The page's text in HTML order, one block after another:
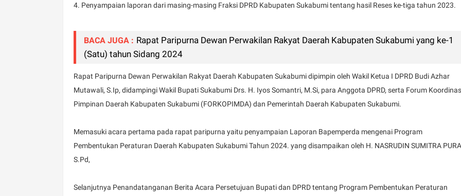
4. Penyampaian laporan dari masing-masing Fraksi DPRD Kabupaten Sukabumi tentang hasil Reses ke-tiga tahun 2023.
BACA JUGA : Rapat Paripurna Dewan Perwakilan Rakyat Daerah Kabupaten Sukabumi yang ke-1
(Satu) tahun Sidang 2024
Rapat Paripurna Dewan Perwakilan Rakyat Daerah Kabupaten Sukabumi dipimpin oleh Wakil Ketua I DPRD Budi Azhar
Mutawali, S.Ip, didampingi Wakil Bupati Sukabumi Drs. H. Iyos Somantri, M.Si, para Anggota DPRD, serta Forum
Pimpinan Daerah Kabupaten Sukabumi (FORKOPIMDA) dan Pemerintah Daerah Kabupaten Sukabumi.
Memasuki acara pertama pada rapat paripurna yaitu penyampaian Laporan Bapemperda mengenai Program
Pembentukan Peraturan Daerah Kabupaten Sukabumi Tahun 2024. yang disampaikan oleh H. NASRUDIN SUMITRA
S.Pd,
Selanjutnya Penandatanganan Berita Acara Persetujuan Bupati dan DPRD tentang Program Pembentukan Peraturan